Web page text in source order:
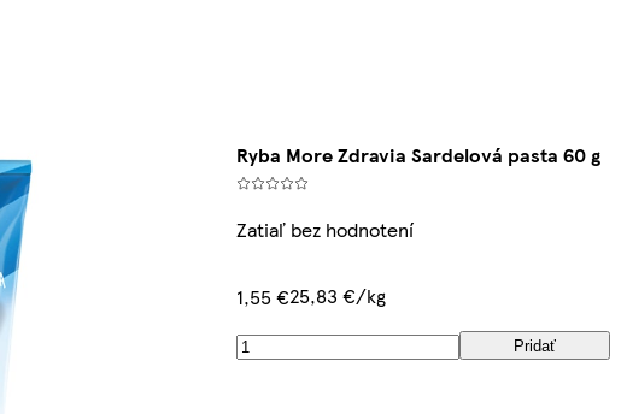
Ryba More Zdravia Sardelová pasta 60 g
Zatiaľ bez hodnotení
1,55 €25,83 €/kg
Pridať